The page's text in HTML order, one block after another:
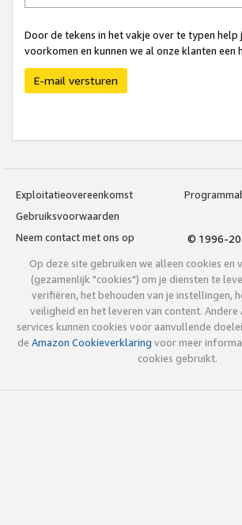
Door de tekens in het vakje over te typen
voorkomen en kunnen we al onze klanten
E-mail versturen
Exploitatieovereenkomst
Gebruiksvoorwaarden
Neem contact met ons op
© 1996-
Op deze site gebruiken we alleen cookies en
(gezamenlijk "cookies") om je diensten te
verifiëren, het behouden van je instellingen,
veiligheid en het leveren van content. Andere
services kunnen cookies voor aanvullende
de Amazon Cookieverklaring voor meer
cookies gebruikt.